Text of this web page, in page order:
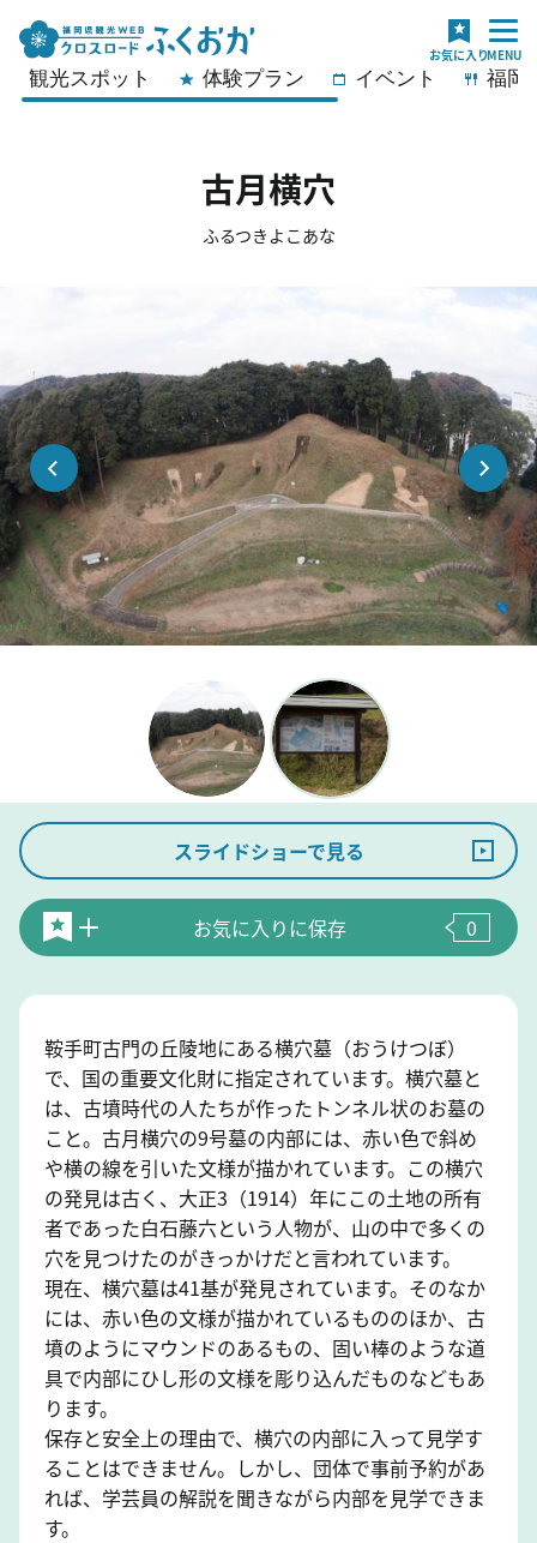
観光スポット 体験プラン イベント 福岡
古月横穴
ふるつきよこあな
スライドショーで見る
お気に入りに保存 0
鞍手町古門の丘陵地にある横穴墓（おうけつぼ）
で、国の重要文化財に指定されています。横穴墓と
は、古墳時代の人たちが作ったトンネル状のお墓の
こと。古月横穴の9号墓の内部には、赤い色で斜め
や横の線を引いた文様が描かれています。この横穴
の発見は古く、大正3（1914）年にこの土地の所有
者であった白石藤六という人物が、山の中で多くの
穴を見つけたのがきっかけだと言われています。
現在、横穴墓は41基が発見されています。そのなか
には、赤い色の文様が描かれているもののほか、古
墳のようにマウンドのあるもの、固い棒のような道
具で内部にひし形の文様を彫り込んだものなどもあ
ります。
保存と安全上の理由で、横穴の内部に入って見学す
ることはできません。しかし、団体で事前予約があ
れば、学芸員の解説を聞きながら内部を見学できま
す。